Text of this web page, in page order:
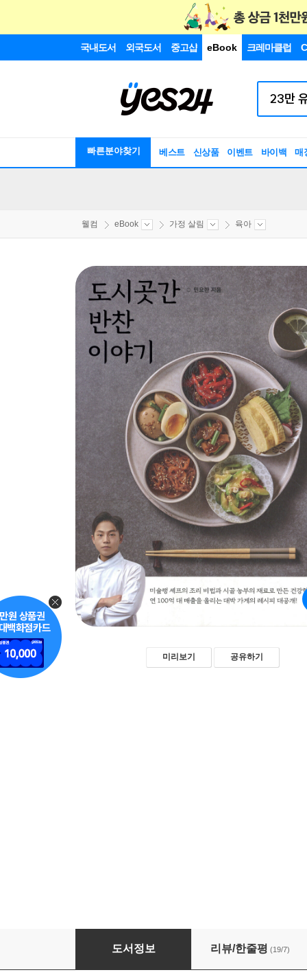
국내도서 외국도서 중고샵 eBook 크레마클럽
빠른분야찾기 베스트 신상품 이벤트 바이백 매
웰컴 eBook 가정 살림 육아
미리보기 공유하기
도시곳간 반찬 이야기
도서정보 리뷰/한줄평 (19/7)